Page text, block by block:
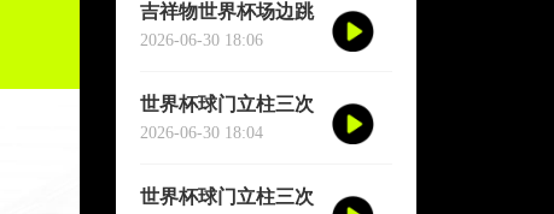
吉祥物世界杯场边跳
舞干扰对方门将
2026-06-30 18:06
世界杯球门立柱三次
救险
2026-06-30 18:04
世界杯球门立柱三次